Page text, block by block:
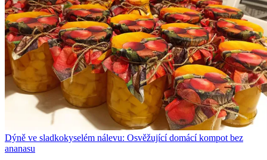
Dýně ve sladkokyselém nálevu: Osvěžující domácí kompot bez
ananasu